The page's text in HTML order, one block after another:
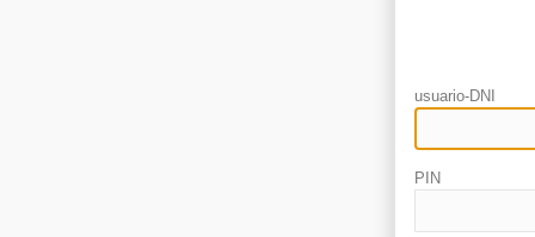
usuario-DNI
PIN